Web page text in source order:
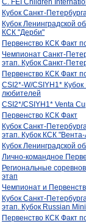
С. FEI Children
Кубок Санкт-
Кубок Ленинградской
КСК "Дерби"
Первенство КСК Факт
Чемпионат Санкт-
этап. Кубок Санкт-
Первенство КСК Факт
CSI2*-W/CSIYH1*
любителей
CSI2*/CSIYH1* Venta
Первенство КСК Факт
Кубок Санкт-
этап. Кубок КСК
Кубок Ленинградской
Лично-командное
Региональные
этап
Чемпионат и
Кубок Санкт-
этап. Кубок Russian
Первенство КСК Факт